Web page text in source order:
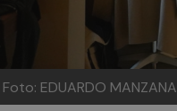
Foto: EDUARDO MANZANA